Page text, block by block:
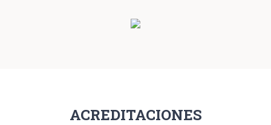
ACREDITACIONES